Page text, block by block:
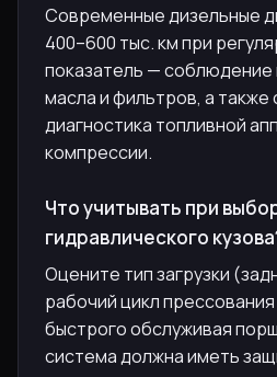
Современные дизельные
400–600 тыс. км при
показатель —
масла и фильтров, а
диагностика топливной
компрессии.
Что учитывать при
гидравлического
Оцените тип загрузки
рабочий цикл
быстрого обслуживая
система должна иметь